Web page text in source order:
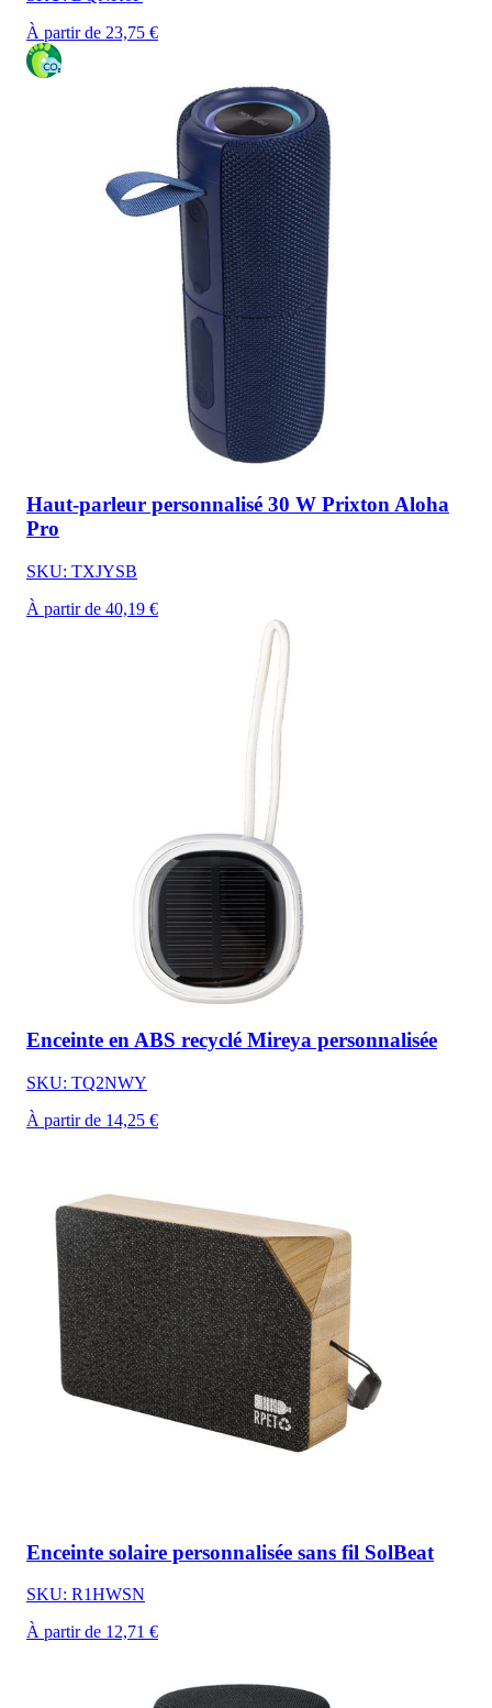
À partir de 23,75 €
Haut-parleur personnalisé 30 W Prixton Aloha
Pro
SKU: TXJYSB
À partir de 40,19 €
Enceinte en ABS recyclé Mireya personnalisée
SKU: TQ2NWY
À partir de 14,25 €
Enceinte solaire personnalisée sans fil SolBeat
SKU: R1HWSN
À partir de 12,71 €